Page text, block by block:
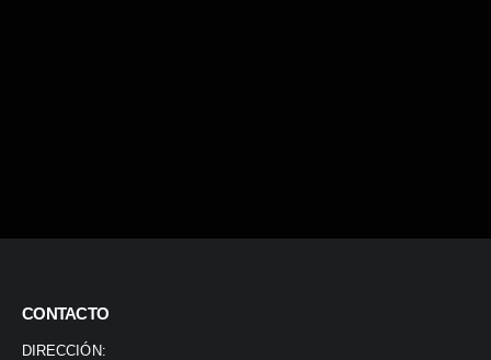
CONTACTO
DIRECCIÓN: